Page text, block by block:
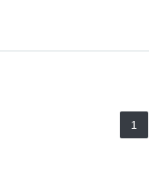
1